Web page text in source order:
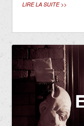
LIRE LA SUITE >>